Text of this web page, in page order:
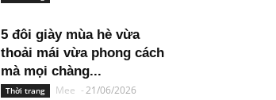
5 đôi giày mùa hè vừa
thoải mái vừa phong cách
mà mọi chàng...
Thời trang Mee -21/06/2026